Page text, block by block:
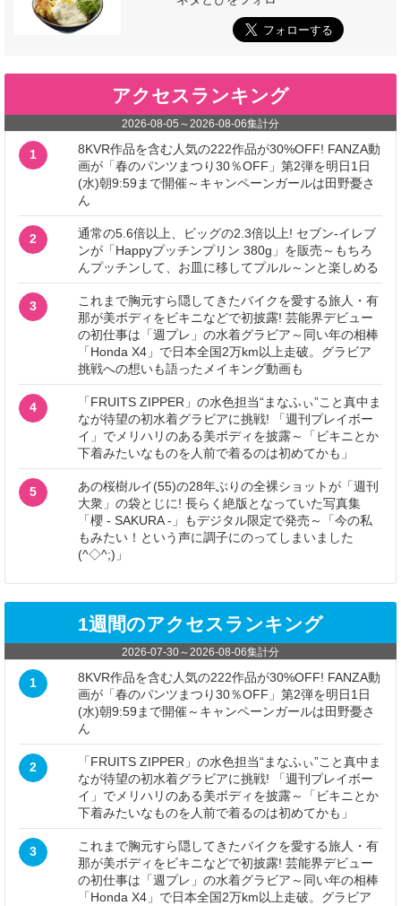
アクセスランキング
2026-08-05 ～2026-08-06集計分
1
8KVR作品を含む人気の222作品が30%OFF! FANZA動
画が「春のパンツまつり30％OFF」第2弾を明日1日
(水)朝9:59まで開催～キャンペーンガールは田野憂さ
ん
2
通常の5.6倍以上、ビッグの2.3倍以上! セブン‐イレブ
ンが「Happyプッチンプリン 380g」を販売～もちろ
んプッチンして、お皿に移してプルル～ンと楽しめる
3
これまで胸元すら隠してきたバイクを愛する旅人・有
那が美ボディをビキニなどで初披露! 芸能界デビュー
の初仕事は「週プレ」の水着グラビア～同い年の相棒
「Honda X4」で日本全国2万km以上走破。グラビア
挑戦への想いも語ったメイキング動画も
4
「FRUITS ZIPPER」の水色担当“まなふぃ”こと真中ま
なが待望の初水着グラビアに挑戦! 「週刊プレイボー
イ」でメリハリのある美ボディを披露～「ビキニとか
下着みたいなものを人前で着るのは初めてかも」
5
あの桜樹ルイ(55)の28年ぶりの全裸ショットが「週刊
大衆」の袋とじに! 長らく絶版となっていた写真集
「櫻 - SAKURA -」もデジタル限定で発売～「今の私
もみたい！という声に調子にのってしまいました
(^◇^;)」
1週間のアクセスランキング
2026-07-30～2026-08-06集計分
1
8KVR作品を含む人気の222作品が30%OFF! FANZA動
画が「春のパンツまつり30％OFF」第2弾を明日1日
(水)朝9:59まで開催～キャンペーンガールは田野憂さ
ん
2
「FRUITS ZIPPER」の水色担当“まなふぃ”こと真中ま
なが待望の初水着グラビアに挑戦! 「週刊プレイボー
イ」でメリハリのある美ボディを披露～「ビキニとか
下着みたいなものを人前で着るのは初めてかも」
3
これまで胸元すら隠してきたバイクを愛する旅人・有
那が美ボディをビキニなどで初披露! 芸能界デビュー
の初仕事は「週プレ」の水着グラビア～同い年の相棒
「Honda X4」で日本全国2万km以上走破。グラビア